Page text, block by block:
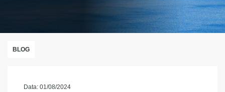
BLOG
Data: 01/08/2024